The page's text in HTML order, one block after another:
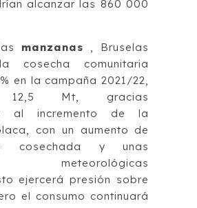
alcanzar las 860 000
manzanas , Bruselas
cosecha comunitaria
en la campaña 2021/22,
12,5 Mt, gracias
al incremento de la
con un aumento de
cosechada y unas
meteorológicas
ejercerá presión sobre
el consumo continuará